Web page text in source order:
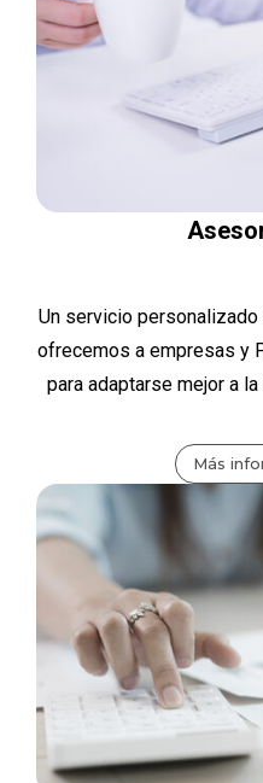
Un servicio
ofrecemos a empresas y
para adaptarse mejor a
Más